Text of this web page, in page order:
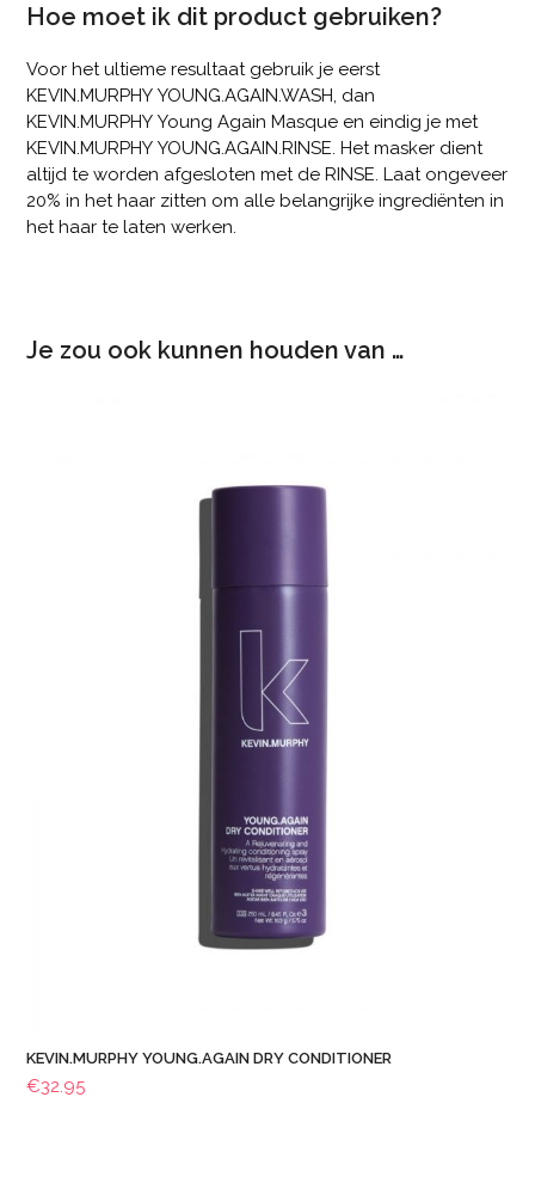
Hoe moet ik dit product gebruiken?
Voor het ultieme resultaat gebruik je eerst
KEVIN.MURPHY YOUNG.AGAIN.WASH, dan
KEVIN.MURPHY Young Again Masque en eindig je met
KEVIN.MURPHY YOUNG.AGAIN.RINSE. Het masker dient
altijd te worden afgesloten met de RINSE. Laat ongeveer
20% in het haar zitten om alle belangrijke ingrediënten in
het haar te laten werken.
Je zou ook kunnen houden van …
KEVIN.MURPHY YOUNG.AGAIN DRY CONDITIONER
€32.95